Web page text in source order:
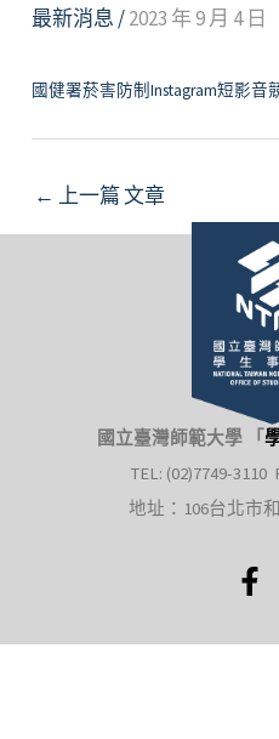
最新消息 /2023 年 9 月 4 日
國健署菸害防制Instagram短影音
← 上一篇 文章
國立臺灣師範大學 「
TEL: (02)7749-3110
地址：106台北市